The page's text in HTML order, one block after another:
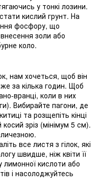
у тонкі лозини.
кислий грунт. На
фосфору, що
золи або
коло.
нам хочеться, щоб він
за кілька годин. Щоб
вранці, коли в них
Вибирайте пагони, де
та розщепіть кінці
зріз (мінімум 5 см).
все листя з гілок, які
швидше, ніж квіти її
кислоти або
і насолоджуйтесь